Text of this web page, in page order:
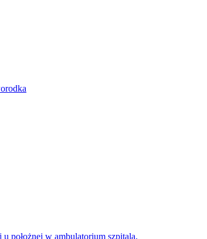
położnej w ambulatorium szpitala.